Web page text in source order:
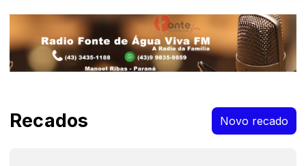
Recados Novo recado